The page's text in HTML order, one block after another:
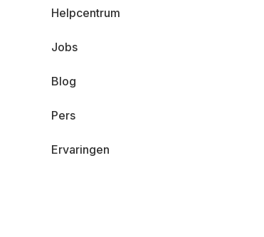
Helpcentrum
Jobs
Blog
Pers
Ervaringen